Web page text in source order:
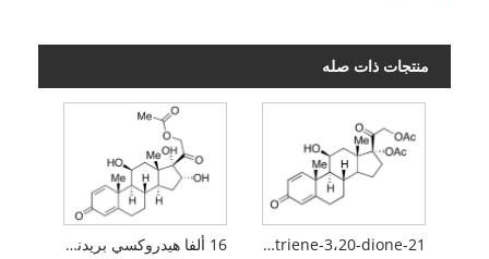
منتجات ذات صله
16 ألفا هيدروكسي بريدنيزولون 21-acetoxy-11Î²-hydroxypregna-1،4،16-triene-3،20-dione